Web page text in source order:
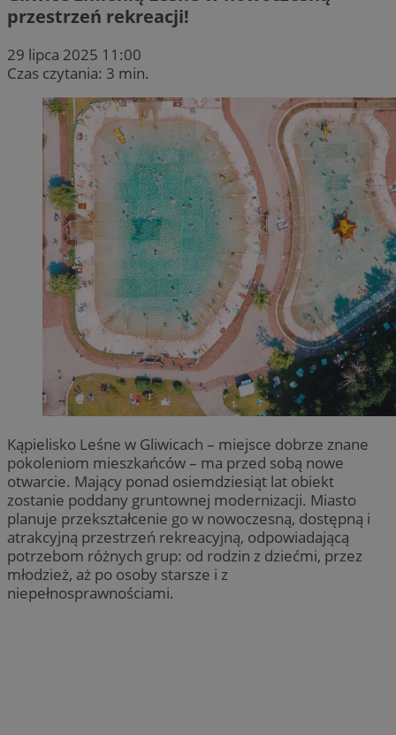
przestrzeń rekreacji!
29 lipca 2025 11:00
Czas czytania: 3 min.
Kąpielisko Leśne w Gliwicach – miejsce dobrze znane
pokoleniom mieszkańców – ma przed sobą nowe
otwarcie. Mający ponad osiemdziesiąt lat obiekt
zostanie poddany gruntownej modernizacji. Miasto
planuje przekształcenie go w nowoczesną, dostępną i
atrakcyjną przestrzeń rekreacyjną, odpowiadającą
potrzebom różnych grup: od rodzin z dziećmi, przez
młodzież, aż po osoby starsze i z
niepełnosprawnościami.